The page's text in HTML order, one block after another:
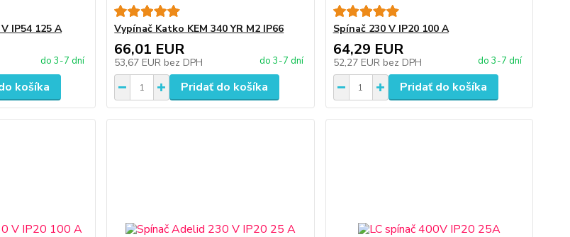
IP54 125 A
do 3-7 dní
košíka
Vypínač Katko KEM 340 YR M2 IP66
66,01 EUR
53,67 EUR bez DPH do 3-7 dní
Pridať do košíka
Spínač 230 V IP20 100 A
64,29 EUR
52,27 EUR bez DPH do 3-7 dní
Pridať do košíka